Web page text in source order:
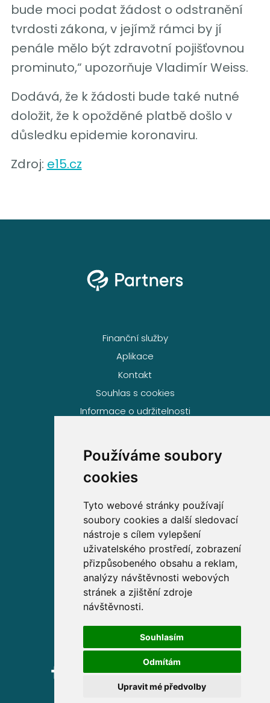
Používáme soubory
cookies
Tyto webové stránky používají
soubory cookies a další sledovací
nástroje s cílem vylepšení
uživatelského prostředí, zobrazení
přizpůsobeného obsahu a reklam,
analýzy návštěvnosti webových
stránek a zjištění zdroje
návštěvnosti.
Souhlasím
Odmítám
Upravit mé předvolby
bude moci podat žádost o odstranění
tvrdosti zákona, v jejímž rámci by jí
penále mělo být zdravotní pojišťovnou
prominuto,“ upozorňuje Vladimír Weiss.
Dodává, že k žádosti bude také nutné
doložit, že k opožděné platbě došlo v
důsledku epidemie koronaviru.
Zdroj: e15.cz
Finanční služby
Aplikace
Kontakt
Souhlas s cookies
Informace o udržitelnosti
Volejte zdarma na
800 63 63 63
Sídlo společnosti
Partners Financial Services, a.s.
Prague Gate, 4. patro,
Türkova 2319/5b, 149 00
Praha 4 – Chodov